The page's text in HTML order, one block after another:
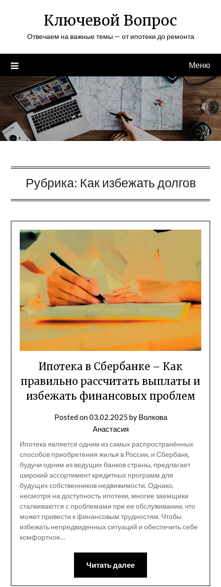
Ключевой Вопрос
Отвечаем на важные темы — от ипотеки до ремонта
Меню
Рубрика: Как избежать долгов
Ипотека в Сбербанке – Как
правильно рассчитать выплаты и
избежать финансовых проблем
Posted on03.02.2025 by Волкова
Анастасия
Ипотека является одним из самых распространённых
способов приобретения жилья в России, и Сбербанк,
будучи одним из ведущих банков страны, предлагает
широкий ассортимент кредитных программ для
будущих собственников недвижимости. Однако,
несмотря на доступность ипотеки, многие заемщики
сталкиваются с проблемами при ее обслуживании, что
может привести к финансовым трудностям. Чтобы
избежать непредвиденных ситуаций и обеспечить себе
комфортное…
Читать далее